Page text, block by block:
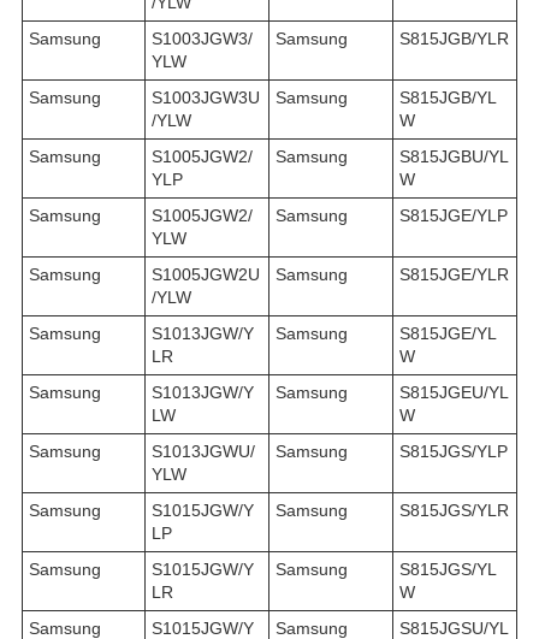
Samsung
S1003JGW3/
YLW
Samsung S815JGB/YLR
Samsung
S1003JGW3U
/YLW
Samsung
S815JGB/YL
W
Samsung
S1005JGW2/
YLP
Samsung
S815JGBU/YL
W
Samsung
S1005JGW2/
YLW
Samsung S815JGE/YLP
Samsung
S1005JGW2U
/YLW
Samsung S815JGE/YLR
Samsung
S1013JGW/Y
LR
Samsung
S815JGE/YL
W
Samsung
S1013JGW/Y
LW
Samsung
S815JGEU/YL
W
Samsung
S1013JGWU/
YLW
Samsung S815JGS/YLP
Samsung
S1015JGW/Y
LP
Samsung S815JGS/YLR
Samsung
S1015JGW/Y
LR
Samsung
S815JGS/YL
W
Samsung
S1015JGW/Y
Samsung
S815JGSU/YL